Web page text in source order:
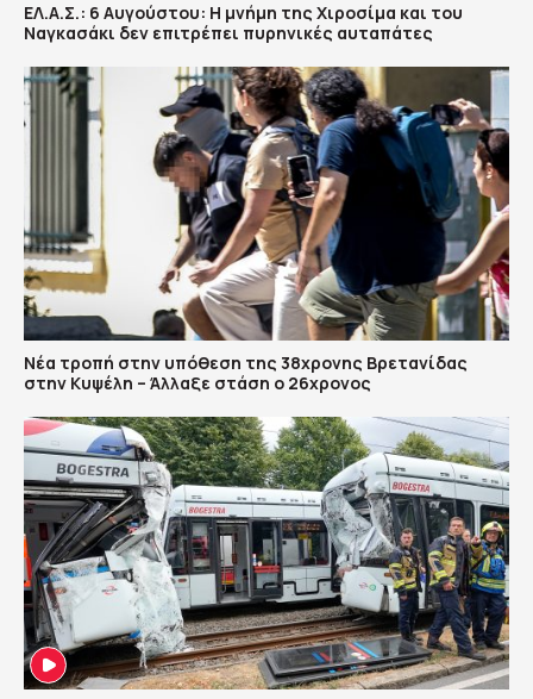
ΕΛ.Α.Σ.: 6 Αυγούστου: Η μνήμη της Χιροσίμα και του
Ναγκασάκι δεν επιτρέπει πυρηνικές αυταπάτες
Νέα τροπή στην υπόθεση της 38χρονης Βρετανίδας
στην Κυψέλη – Άλλαξε στάση ο 26χρονος